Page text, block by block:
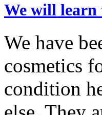
We will learn
We have
cosmetics
condition